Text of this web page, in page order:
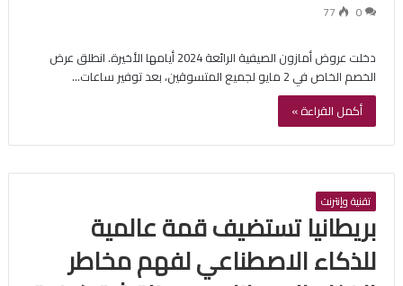
0
77
دخلت عروض أمازون الصيفية الرائعة 2024 أيامها الأخيرة. انطلق عرض
الخصم الخاص في 2 مايو لجميع المتسوقين، بعد توفير ساعات…
أكمل القراءة »
تقنية وإنترنت
بريطانيا تستضيف قمة عالمية
للذكاء الاصطناعي لفهم مخاطر